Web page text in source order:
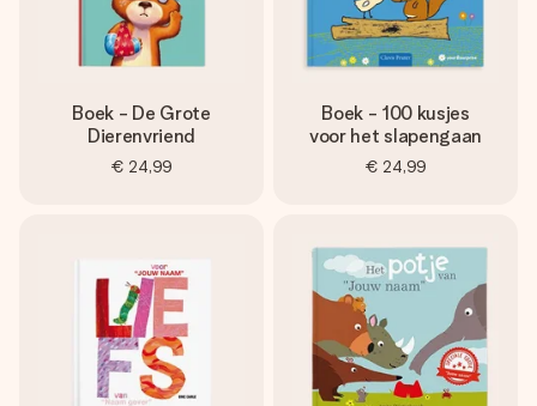
Boek - De Grote
Dierenvriend
€ 24,99
Boek - 100 kusjes
voor het slapengaan
€ 24,99